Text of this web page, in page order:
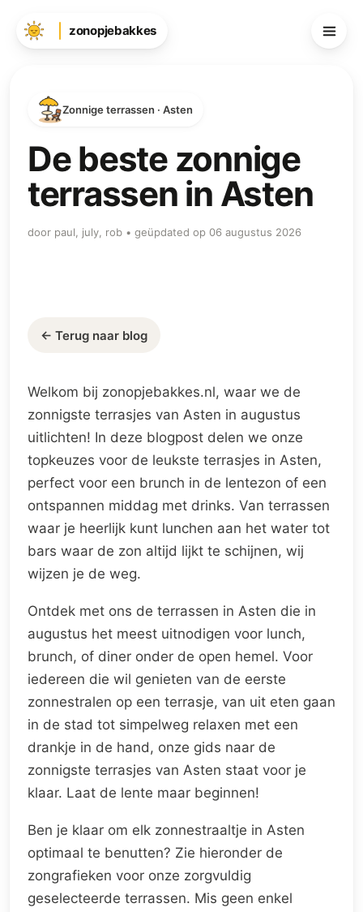
zonopjebakkes
Zonnige terrassen · Asten
De beste zonnige
terrassen in Asten
door paul, july, rob • geüpdated op 06 augustus 2026
← Terug naar blog
Welkom bij zonopjebakkes.nl, waar we de
zonnigste terrasjes van Asten in augustus
uitlichten! In deze blogpost delen we onze
topkeuzes voor de leukste terrasjes in Asten,
perfect voor een brunch in de lentezon of een
ontspannen middag met drinks. Van terrassen
waar je heerlijk kunt lunchen aan het water tot
bars waar de zon altijd lijkt te schijnen, wij
wijzen je de weg.
Ontdek met ons de terrassen in Asten die in
augustus het meest uitnodigen voor lunch,
brunch, of diner onder de open hemel. Voor
iedereen die wil genieten van de eerste
zonnestralen op een terrasje, van uit eten gaan
in de stad tot simpelweg relaxen met een
drankje in de hand, onze gids naar de
zonnigste terrasjes van Asten staat voor je
klaar. Laat de lente maar beginnen!
Ben je klaar om elk zonnestraaltje in Asten
optimaal te benutten? Zie hieronder de
zongrafieken voor onze zorgvuldig
geselecteerde terrassen. Mis geen enkel